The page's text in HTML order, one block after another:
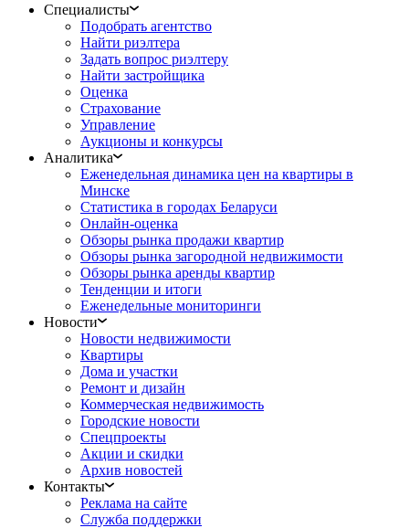
Специалисты
Подобрать агентство
Найти риэлтера
Задать вопрос риэлтеру
Найти застройщика
Оценка
Страхование
Управление
Аукционы и конкурсы
Аналитика
Еженедельная динамика цен на квартиры в
Минске
Статистика в городах Беларуси
Онлайн-оценка
Обзоры рынка продажи квартир
Обзоры рынка загородной недвижимости
Обзоры рынка аренды квартир
Тенденции и итоги
Еженедельные мониторинги
Новости
Новости недвижимости
Квартиры
Дома и участки
Ремонт и дизайн
Коммерческая недвижимость
Городские новости
Спецпроекты
Акции и скидки
Архив новостей
Контакты
Реклама на сайте
Служба поддержки